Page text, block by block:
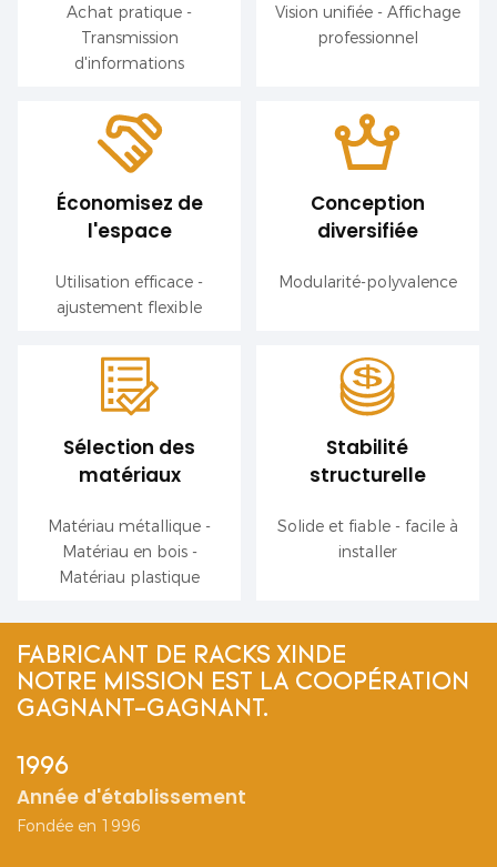
Achat pratique -
Transmission
d'informations
Vision unifiée - Affichage
professionnel
Économisez de
l'espace
Utilisation efficace -
ajustement flexible
Conception
diversifiée
Modularité-polyvalence
Sélection des
matériaux
Matériau métallique -
Matériau en bois -
Matériau plastique
Stabilité
structurelle
Solide et fiable - facile à
installer
FABRICANT DE RACKS XINDE
NOTRE MISSION EST LA COOPÉRATION
GAGNANT-GAGNANT.
1996
Année d'établissement
Fondée en 1996